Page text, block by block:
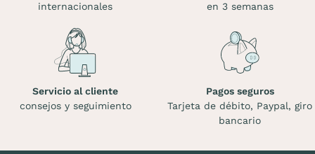
internacionales
en 3 semanas
Servicio al cliente
consejos y seguimiento
Pagos seguros
Tarjeta de débito, Paypal, giro
bancario